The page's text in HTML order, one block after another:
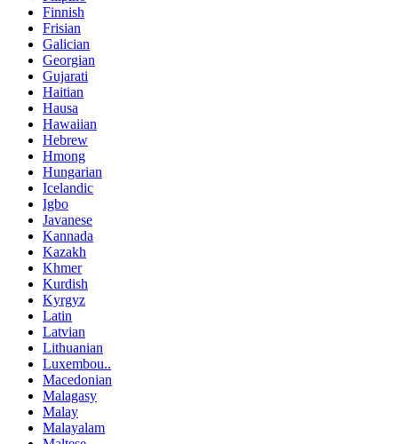
Finnish
Frisian
Galician
Georgian
Gujarati
Haitian
Hausa
Hawaiian
Hebrew
Hmong
Hungarian
Icelandic
Igbo
Javanese
Kannada
Kazakh
Khmer
Kurdish
Kyrgyz
Latin
Latvian
Lithuanian
Luxembou..
Macedonian
Malagasy
Malay
Malayalam